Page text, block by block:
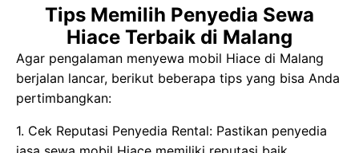
Tips Memilih Penyedia Sewa
Hiace Terbaik di Malang
Agar pengalaman menyewa mobil Hiace di Malang
berjalan lancar, berikut beberapa tips yang bisa Anda
pertimbangkan:
1. Cek Reputasi Penyedia Rental: Pastikan penyedia